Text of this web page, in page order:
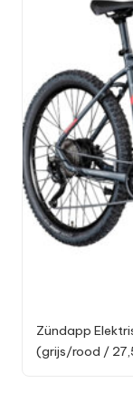
Zündapp
(grijs/rood /